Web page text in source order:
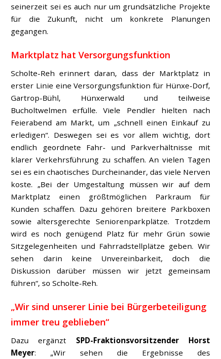
seinerzeit sei es auch nur um grundsätzliche Projekte
für die Zukunft, nicht um konkrete Planungen
gegangen.
Marktplatz hat Versorgungsfunktion
Scholte-Reh erinnert daran, dass der Marktplatz in
erster Linie eine Versorgungsfunktion für Hünxe-Dorf,
Gartrop-Bühl, Hünxerwald und teilweise
Bucholtwelmen erfülle. Viele Pendler hielten nach
Feierabend am Markt, um „schnell einen Einkauf zu
erledigen“. Deswegen sei es vor allem wichtig, dort
endlich geordnete Fahr- und Parkverhältnisse mit
klarer Verkehrsführung zu schaffen. An vielen Tagen
sei es ein chaotisches Durcheinander, das viele Nerven
koste. „Bei der Umgestaltung müssen wir auf dem
Marktplatz einen größtmöglichen Parkraum für
Kunden schaffen. Dazu gehören breitere Parkboxen
sowie altersgerechte Seniorenparkplätze. Trotzdem
wird es noch genügend Platz für mehr Grün sowie
Sitzgelegenheiten und Fahrradstellplätze geben. Wir
sehen darin keine Unvereinbarkeit, doch die
Diskussion darüber müssen wir jetzt gemeinsam
führen“, so Scholte-Reh.
„Wir sind unserer Linie bei Bürgerbeteiligung
immer treu geblieben“
Dazu ergänzt SPD-Fraktionsvorsitzender Horst
Meyer: „Wir sehen die Ergebnisse des